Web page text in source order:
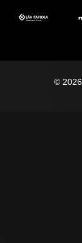
©2026